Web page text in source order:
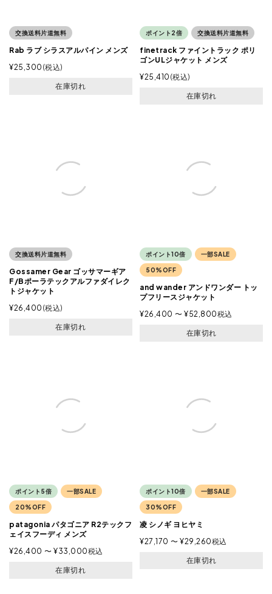
交換送料片道無料
Rab ラブ シラスアルパイン メンズ
¥25,300 税込
在庫切れ
ポイント2倍 交換送料片道無料
finetrack ファイントラック ポリ
ゴンULジャケット メンズ
¥25,410 税込
在庫切れ
交換送料片道無料
Gossamer Gear ゴッサマーギア
F/Bポーラテックアルファダイレク
トジャケット
¥26,400 税込
在庫切れ
ポイント10倍 一部SALE
50%OFF
and wander アンドワンダー トッ
プフリースジャケット
¥26,400 〜 ¥52,800税込
在庫切れ
ポイント5倍 一部SALE
20%OFF
patagonia パタゴニア R2テックフ
ェイスフーディ メンズ
¥26,400 〜 ¥33,000税込
在庫切れ
ポイント10倍 一部SALE
30%OFF
凌 シノギ ヨヒヤミ
¥27,170 〜 ¥29,260税込
在庫切れ